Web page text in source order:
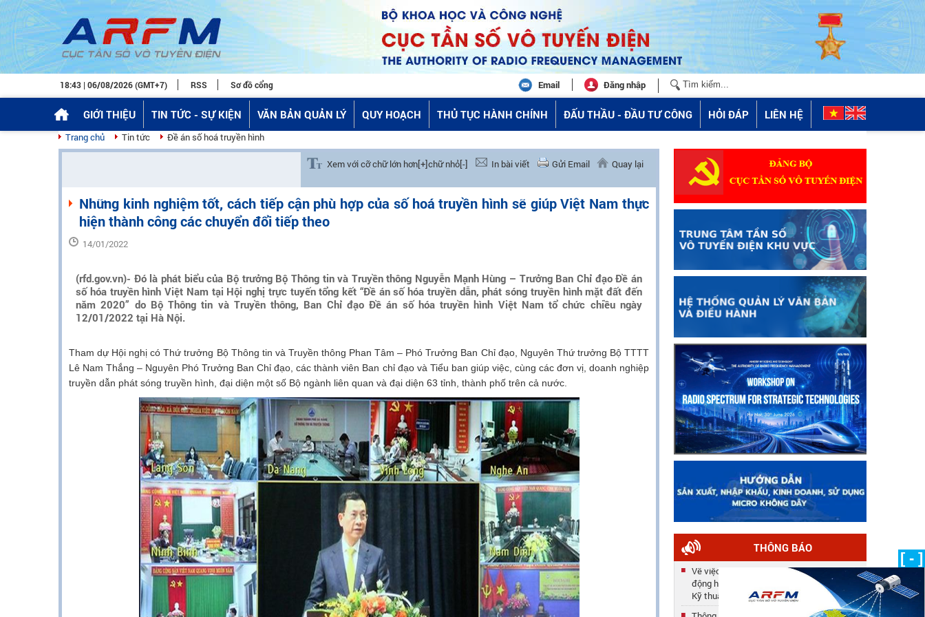
18:43 | 06/08/2026 (GMT+7) RSS Sơ đồ cổng Email Đăng nhập
GIỚI THIỆU TIN TỨC - SỰ KIỆN VĂN BẢN QUẢN LÝ QUY HOẠCH THỦ TỤC HÀNH CHÍNH ĐẤU THẦU - ĐẦU TƯ CÔNG HỎI ĐÁP LIÊN HỆ
Trang chủ Tin tức Đề án số hoá truyền hình
Xem với cỡ chữ lớn hơn[+]chữ nhỏ[-] In bài viết Gửi Email Quay lại
Những kinh nghiệm tốt, cách tiếp cận phù hợp của số hoá truyền hình sẽ giúp Việt Nam thực
hiện thành công các chuyển đổi tiếp theo
14/01/2022
(rfd.gov.vn)- Đó là phát biểu của Bộ trưởng Bộ Thông tin và Truyền thông Nguyễn Mạnh Hùng – Trưởng Ban Chỉ đạo Đề án
số hóa truyền hình Việt Nam tại Hội nghị trực tuyến tổng kết “Đề án số hóa truyền dẫn, phát sóng truyền hình mặt đất đến
năm 2020” do Bộ Thông tin và Truyền thông, Ban Chỉ đạo Đề án số hóa truyền hình Việt Nam tổ chức chiều ngày
12/01/2022 tại Hà Nội.
Tham dự Hội nghị có Thứ trưởng Bộ Thông tin và Truyền thông Phan Tâm – Phó Trưởng Ban Chỉ đạo, Nguyên Thứ trưởng Bộ TTTT
Lê Nam Thắng – Nguyên Phó Trưởng Ban Chỉ đạo, các thành viên Ban chỉ đạo và Tiểu ban giúp việc, cùng các đơn vị, doanh nghiệp
truyền dẫn phát sóng truyền hình, đại diện một số Bộ ngành liên quan và đại diện 63 tỉnh, thành phố trên cả nước.
THÔNG BÁO
Về việc công nhận kết quả tuyển dụng lao
động hợp đồng năm 2025 của Trung tâm
Kỹ thuật
Thông báo số 33/TB-TTKT về việc gia hạn
[ - ]